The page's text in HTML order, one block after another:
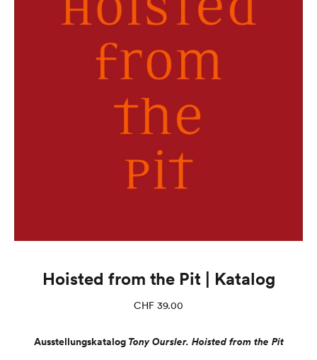
Hoisted from the Pit | Katalog
CHF 39.00
Ausstellungskatalog Tony Oursler. Hoisted from the Pit